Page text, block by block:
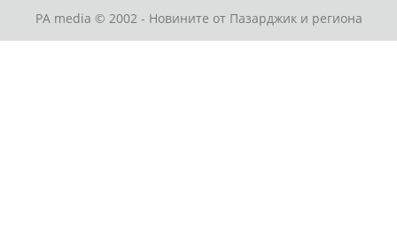
PA media © 2002 - Новините от Пазарджик и региона